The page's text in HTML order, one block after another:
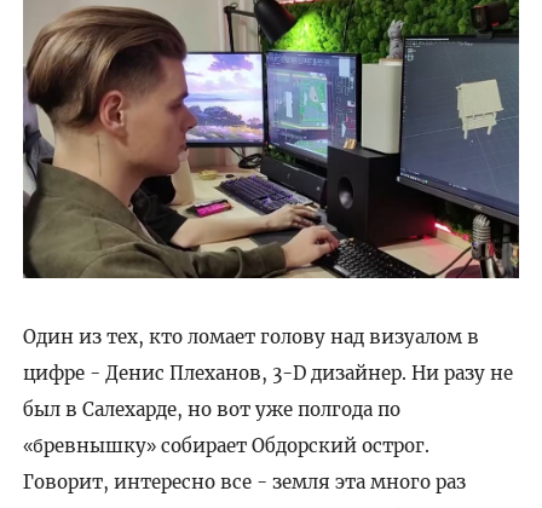
Один из тех, кто ломает голову над визуалом в
цифре - Денис Плеханов, 3-D дизайнер. Ни разу не
был в Салехарде, но вот уже полгода по
«бревнышку»собирает Обдорский острог.
Говорит, интересно все - земля эта много раз